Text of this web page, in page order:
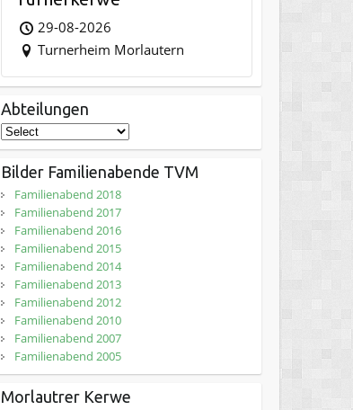
29-08-2026
Turnerheim Morlautern
Abteilungen
Bilder Familienabende TVM
Familienabend 2018
Familienabend 2017
Familienabend 2016
Familienabend 2015
Familienabend 2014
Familienabend 2013
Familienabend 2012
Familienabend 2010
Familienabend 2007
Familienabend 2005
Morlautrer Kerwe